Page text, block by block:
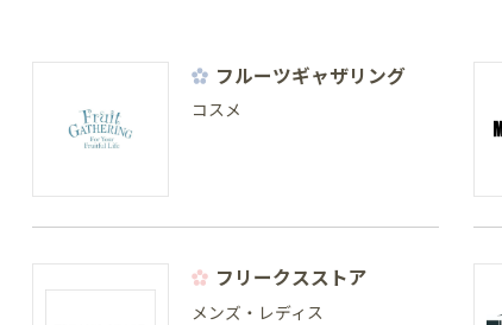
フルーツギャザリング
コスメ
フリークスストア
メンズ・レディス